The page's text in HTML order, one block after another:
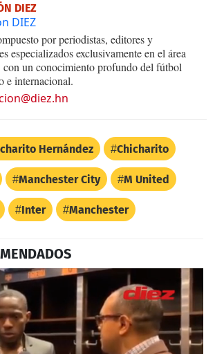
DIEZ
DIEZ
por periodistas, editores y
especializados exclusivamente en el área
con un conocimiento profundo del fútbol
e internacional.
Hernández Chicharito
Manchester City M United
Inter Manchester